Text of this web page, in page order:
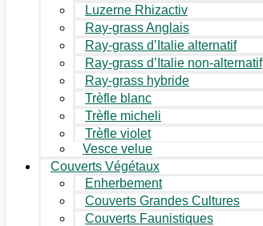
Luzerne Rhizactiv
Ray-grass Anglais
Ray-grass d’Italie alternatif
Ray-grass d’Italie non-alternatif
Ray-grass hybride
Trèfle blanc
Trèfle micheli
Trèfle violet
Vesce velue
Couverts Végétaux
Enherbement
Couverts Grandes Cultures
Couverts Faunistiques